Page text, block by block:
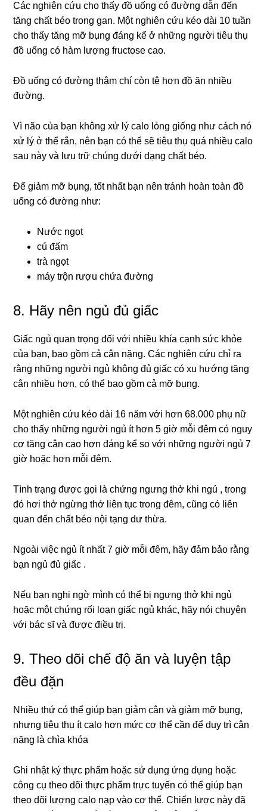
Các nghiên cứu cho thấy đồ uống có đường dẫn đến
tăng chất béo trong gan. Một nghiên cứu kéo dài 10 tuần
cho thấy tăng mỡ bụng đáng kể ở những người tiêu thụ
đồ uống có hàm lượng fructose cao.
Đồ uống có đường thậm chí còn tệ hơn đồ ăn nhiều
đường.
Vì não của bạn không xử lý calo lỏng giống như cách nó
xử lý ở thể rắn, nên bạn có thể sẽ tiêu thụ quá nhiều calo
sau này và lưu trữ chúng dưới dạng chất béo.
Để giảm mỡ bụng, tốt nhất bạn nên tránh hoàn toàn đồ
uống có đường như:
Nước ngọt
cú đấm
trà ngọt
máy trộn rượu chứa đường
8. Hãy nên ngủ đủ giấc
Giấc ngủ quan trọng đối với nhiều khía cạnh sức khỏe
của bạn, bao gồm cả cân nặng. Các nghiên cứu chỉ ra
rằng những người ngủ không đủ giấc có xu hướng tăng
cân nhiều hơn, có thể bao gồm cả mỡ bụng.
Một nghiên cứu kéo dài 16 năm với hơn 68.000 phụ nữ
cho thấy những người ngủ ít hơn 5 giờ mỗi đêm có nguy
cơ tăng cân cao hơn đáng kể so với những người ngủ 7
giờ hoặc hơn mỗi đêm.
Tình trạng được gọi là chứng ngưng thở khi ngủ , trong
đó hơi thở ngừng thở liên tục trong đêm, cũng có liên
quan đến chất béo nội tạng dư thừa.
Ngoài việc ngủ ít nhất 7 giờ mỗi đêm, hãy đảm bảo rằng
bạn ngủ đủ giấc .
Nếu bạn nghi ngờ mình có thể bị ngưng thở khi ngủ
hoặc một chứng rối loạn giấc ngủ khác, hãy nói chuyện
với bác sĩ và được điều trị.
9. Theo dõi chế độ ăn và luyện tập
đều đặn
Nhiều thứ có thể giúp bạn giảm cân và giảm mỡ bụng,
nhưng tiêu thụ ít calo hơn mức cơ thể cần để duy trì cân
nặng là chìa khóa
Ghi nhật ký thực phẩm hoặc sử dụng ứng dụng hoặc
công cụ theo dõi thực phẩm trực tuyến có thể giúp bạn
theo dõi lượng calo nạp vào cơ thể. Chiến lược này đã